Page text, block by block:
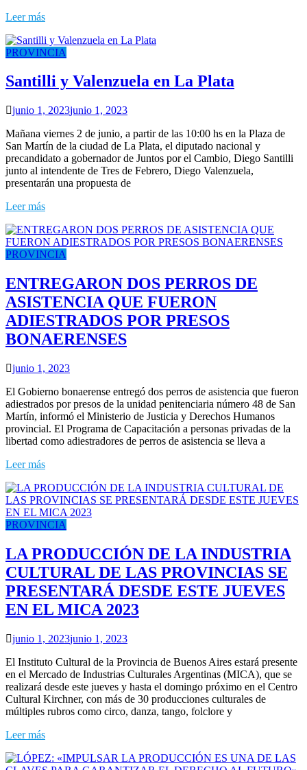
Leer más
PROVINCIA
Santilli y Valenzuela en La Plata
junio 1, 2023junio 1, 2023
Mañana viernes 2 de junio, a partir de las 10:00 hs en la Plaza de
San Martín de la ciudad de La Plata, el diputado nacional y
precandidato a gobernador de Juntos por el Cambio, Diego Santilli
junto al intendente de Tres de Febrero, Diego Valenzuela,
presentarán una propuesta de
Leer más
PROVINCIA
ENTREGARON DOS PERROS DE
ASISTENCIA QUE FUERON
ADIESTRADOS POR PRESOS
BONAERENSES
junio 1, 2023
El Gobierno bonaerense entregó dos perros de asistencia que fueron
adiestrados por presos de la unidad penitenciaria número 48 de San
Martín, informó el Ministerio de Justicia y Derechos Humanos
provincial. El Programa de Capacitación a personas privadas de la
libertad como adiestradores de perros de asistencia se lleva a
Leer más
PROVINCIA
LA PRODUCCIÓN DE LA INDUSTRIA
CULTURAL DE LAS PROVINCIAS SE
PRESENTARÁ DESDE ESTE JUEVES
EN EL MICA 2023
junio 1, 2023junio 1, 2023
El Instituto Cultural de la Provincia de Buenos Aires estará presente
en el Mercado de Industrias Culturales Argentinas (MICA), que se
realizará desde este jueves y hasta el domingo próximo en el Centro
Cultural Kirchner, con más de 30 producciones culturales de
múltiples rubros como circo, danza, tango, folclore y
Leer más